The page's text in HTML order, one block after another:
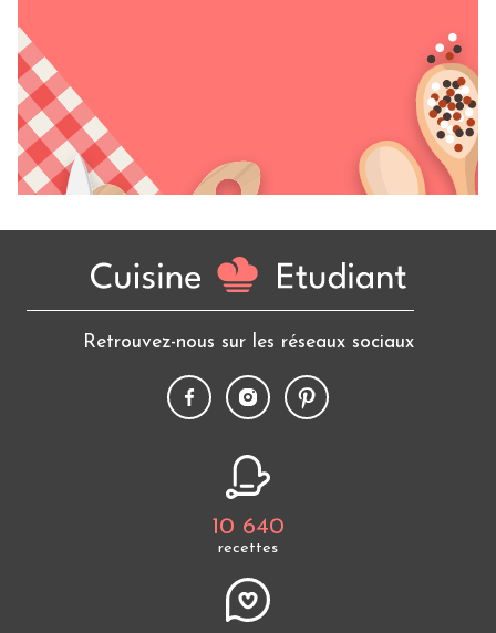
Retrouvez-nous sur les réseaux sociaux
10 640
recettes